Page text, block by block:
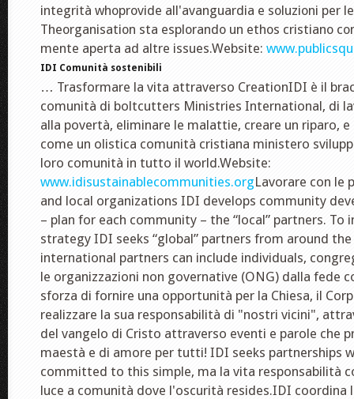
integrità whoprovide all'avanguardia e soluzioni per
Theorganisation sta esplorando un ethos cristiano
mente aperta ad altre issues.Website:
IDI Comunità sostenibili
… Trasformare la vita attraverso CreationIDI è il
comunità di boltcutters Ministries International, di
alla povertà, eliminare le malattie, creare un riparo,
come un olistica comunità cristiana ministero
loro comunità in tutto il world.Website:
www.idisustainablecommunities.orgLavorare con le
and local organizations IDI develops community
– plan for each community – the “local” partners. To
strategy IDI seeks “global” partners from around
international partners can include individuals,
le organizzazioni non governative (ONG) dalla fede
sforza di fornire una opportunità per la Chiesa, il
realizzare la sua responsabilità di "nostri vicini",
del vangelo di Cristo attraverso eventi e parole che
maestà e di amore per tutti! IDI seeks partnerships
committed to this simple, ma la vita responsabilità
luce a comunità dove l'oscurità resides.IDI coordina